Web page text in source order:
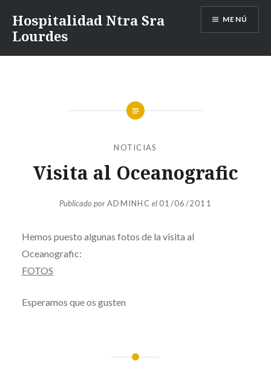
contenido
Hospitalidad Ntra Sra
Lourdes
MENÚ
NOTICIAS
Visita al Oceanografic
Publicado porADMINHC el01/06/2011
Hemos puesto algunas fotos de la visita al
Oceanografic:
FOTOS
Esperamos que os gusten